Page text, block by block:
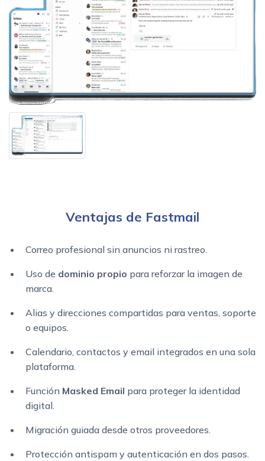
Ventajas de Fastmail
Correo profesional sin anuncios ni rastreo.
Uso de dominio propio para reforzar la imagen de
marca.
Alias y direcciones compartidas para ventas, soporte
o equipos.
Calendario, contactos y email integrados en una sola
plataforma.
Función Masked Email para proteger la identidad
digital.
Migración guiada desde otros proveedores.
Protección antispam y autenticación en dos pasos.